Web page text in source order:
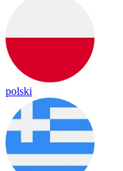
polski